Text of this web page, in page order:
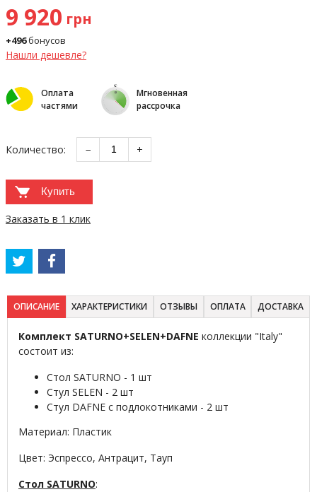
9 920 грн
+496бонусов
Нашли дешевле?
Оплата
частями
Мгновенная
рассрочка
Количество: − +
Купить
Заказать в 1 клик
ОПИСАНИЕ ХАРАКТЕРИСТИКИ ОТЗЫВЫ ОПЛАТА ДОСТАВКА
Комплект SATURNO+SELEN+DAFNE коллекции "Italy"
состоит из:
Стол SATURNO - 1 шт
Стул SELEN - 2 шт
Стул DAFNE с подлокотниками - 2 шт
Материал: Пластик
Цвет: Эспрессо, Антрацит, Тауп
Стол SATURNO: